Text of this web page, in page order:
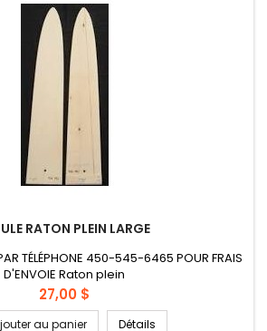
RATON PLEIN LARGE
TÉLÉPHONE 450-545-6465 POUR FRAIS
D'ENVOIE Raton plein
Prix
27,00 $
au panier Détails